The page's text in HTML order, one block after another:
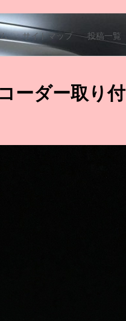
サイトマップ 投稿一覧
ーダー取り付